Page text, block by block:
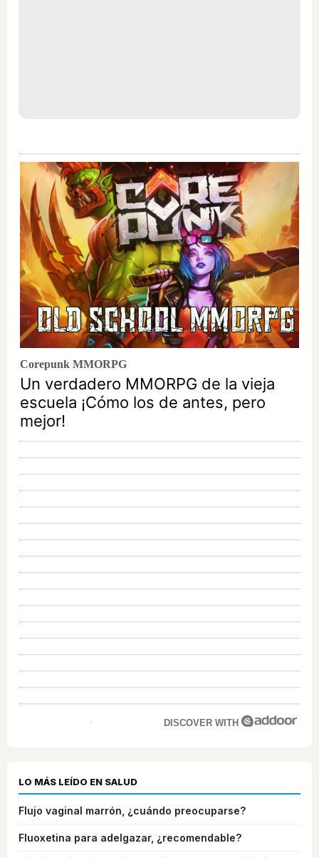
Corepunk MMORPG
Un verdadero MMORPG de la vieja
escuela ¡Cómo los de antes, pero
mejor!
DISCOVER WITH
LO MÁS LEÍDO EN SALUD
Flujo vaginal marrón, ¿cuándo preocuparse?
Fluoxetina para adelgazar, ¿recomendable?